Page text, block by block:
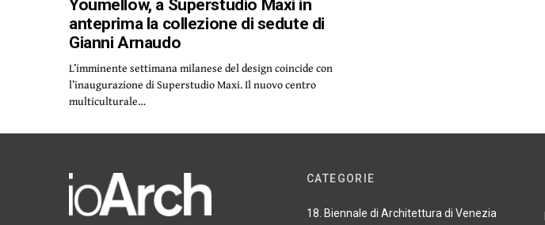
Youmellow, a Superstudio Maxi in
anteprima la collezione di sedute di
Gianni Arnaudo
L’imminente settimana milanese del design coincide con
l’inaugurazione di Superstudio Maxi. Il nuovo centro
multiculturale…
CATEGORIE
18. Biennale di Architettura di Venezia